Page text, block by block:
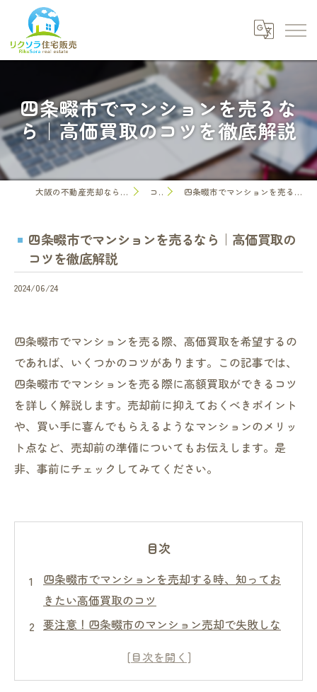
四条畷市でマンションを売るな
ら｜高価買取のコツを徹底解説
大阪の不動産売却なら株式会社リクソラ住宅販売 コラム 四条畷市でマンションを売るなら｜高価買取のコツを徹底解説
四条畷市でマンションを売るなら｜高価買取の
コツを徹底解説
2024/06/24
四条畷市でマンションを売る際、高価買取を希望するの
であれば、いくつかのコツがあります。この記事では、
四条畷市でマンションを売る際に高額買取ができるコツ
を詳しく解説します。売却前に抑えておくべきポイント
や、買い手に喜んでもらえるようなマンションのメリッ
ト点など、売却前の準備についてもお伝えします。是
非、事前にチェックしてみてください。
目次
四条畷市でマンションを売却する時、知ってお
きたい高価買取のコツ
要注意！四条畷市のマンション売却で失敗しな
高価買取を実現するためには？売却前に試して